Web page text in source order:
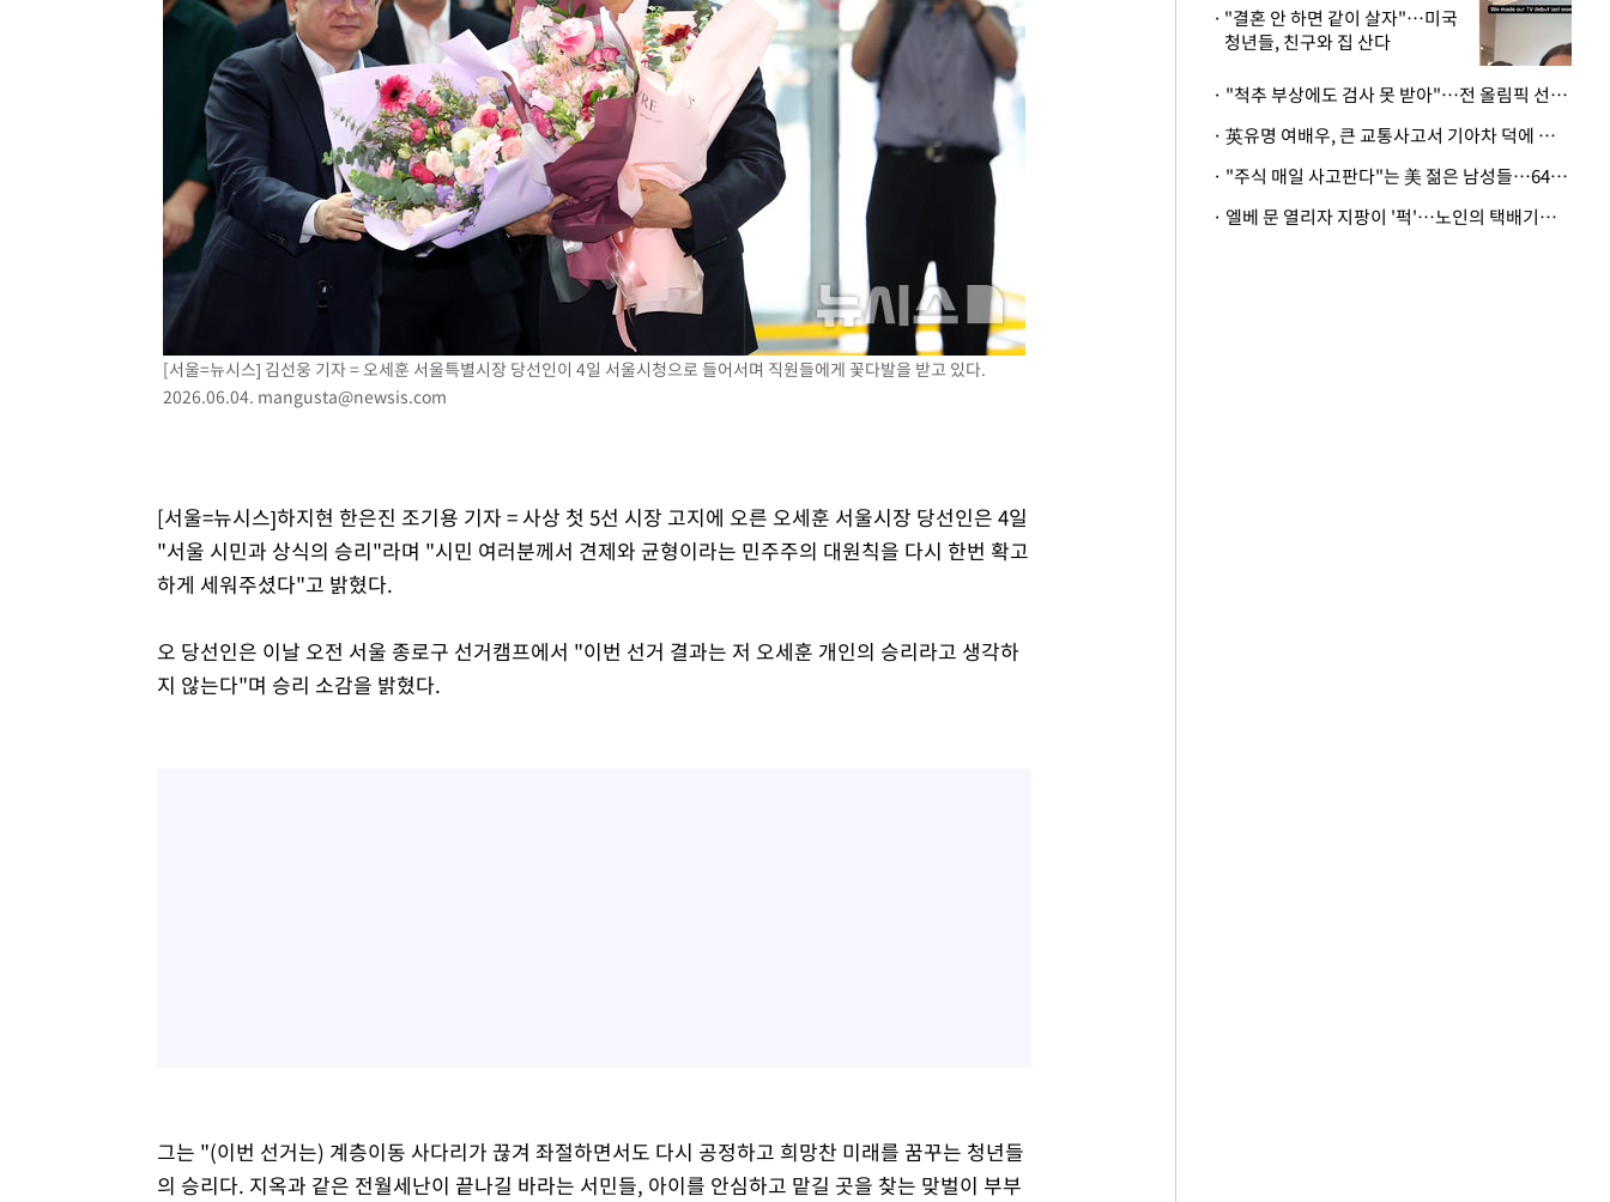
백운산서 80년근 천종산삼 9뿌리 발견…감정가 1.3억원
선재도서 해루질 나섰다 실종 60대, 닷새 만에 숨진 채 발견
남자 농구, 나고야 아시안게임서 '홈팀' 일본과 한일전
여수 오동도 해상서 모터보트 전복…1명 사망·1명 실종
극한폭염 한풀 꺾이지만…'낮 최고 35도' 무더위, 열대야 계속[다음주
축구협회 "압수수색·성접대 논란 사과…쇄신의 기회로 삼겠다"
[속보]'압수수색·성접대 논란' 축구협회 "실망과 걱정 안겨드려 죄송"
'최고 37도' 폭염 지속…강원동해안 최대 150㎜ 비
[속보]뉴욕증시 상승 마감…S&P 0.6% 나스닥 1.3%↑
[서울=뉴시스] 김선웅 기자 = 오세훈 서울특별시장 당선인이 4일 서울시청으로 들어서며 직원들에게 꽃다발을 받고 있다.
2026.06.04. mangusta@newsis.com
[서울=뉴시스]하지현 한은진 조기용 기자 = 사상 첫 5선 시장 고지에 오른 오세훈 서울시장 당선인은 4일
"서울 시민과 상식의 승리"라며 "시민 여러분께서 견제와 균형이라는 민주주의 대원칙을 다시 한번 확고
하게 세워주셨다"고 밝혔다.
오 당선인은 이날 오전 서울 종로구 선거캠프에서 "이번 선거 결과는 저 오세훈 개인의 승리라고 생각하
지 않는다"며 승리 소감을 밝혔다.
그는 "(이번 선거는) 계층이동 사다리가 끊겨 좌절하면서도 다시 공정하고 희망찬 미래를 꿈꾸는 청년들
의 승리다. 지옥과 같은 전월세난이 끝나길 바라는 서민들, 아이를 안심하고 맡길 곳을 찾는 맞벌이 부부
"결혼 안 하면 같이 살자"…미국
청년들, 친구와 집 산다
· "척추 부상에도 검사 못 받아"…전 올림픽 선수, 美봅슬레이협회 상대 소송
· 英유명 여배우, 큰 교통사고서 기아차 덕에 살았다
· "주식 매일 사고판다"는 美 젊은 남성들…64%가 "나는 인생의 패배자“
· 엘베 문 열리자 지팡이 '퍽'…노인의 택배기사 폭행 이유